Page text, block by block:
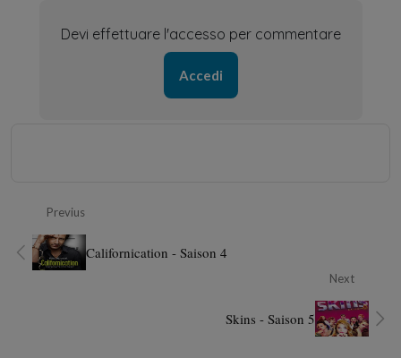
Devi effettuare l'accesso per commentare
Accedi
Previus
Californication - Saison 4
Next
Skins - Saison 5